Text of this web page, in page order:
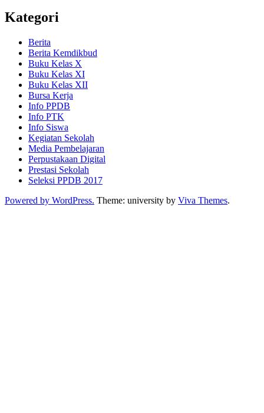
Kategori
Berita
Berita Kemdikbud
Buku Kelas X
Buku Kelas XI
Buku Kelas XII
Bursa Kerja
Info PPDB
Info PTK
Info Siswa
Kegiatan Sekolah
Media Pembelajaran
Perpustakaan Digital
Prestasi Sekolah
Seleksi PPDB 2017
Powered by WordPress. Theme: university by Viva Themes.